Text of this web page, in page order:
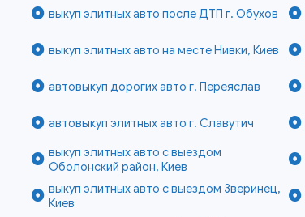
выкуп элитных авто после ДТП г. Обухов
выкуп элитных авто на месте Нивки, Киев
автовыкуп дорогих авто г. Переяслав
автовыкуп элитных авто г. Славутич
выкуп элитных авто с выездом
Оболонский район, Киев
выкуп элитных авто с выездом Зверинец,
Киев